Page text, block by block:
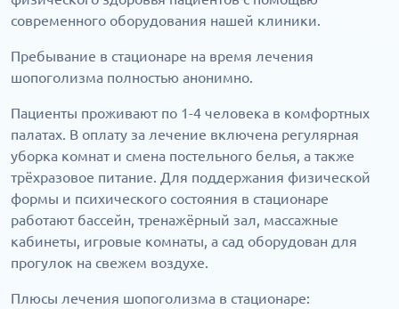
современного оборудования нашей клиники.
Пребывание в стационаре на время лечения
шопоголизма полностью анонимно.
Пациенты проживают по 1-4 человека в комфортных
палатах. В оплату за лечение включена регулярная
уборка комнат и смена постельного белья, а также
трёхразовое питание. Для поддержания физической
формы и психического состояния в стационаре
работают бассейн, тренажёрный зал, массажные
кабинеты, игровые комнаты, а сад оборудован для
прогулок на свежем воздухе.
Плюсы лечения шопоголизма в стационаре: